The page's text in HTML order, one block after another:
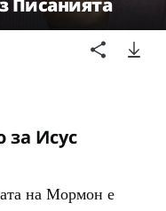
за Исус
на Мормон е